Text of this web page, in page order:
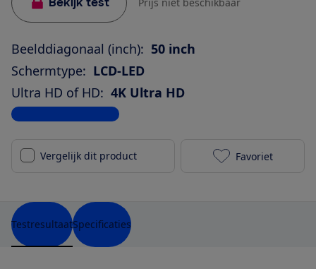
Beelddiagonaal (inch): 50 inch
Schermtype: LCD-LED
Ultra HD of HD: 4K Ultra HD
Bekijk alle specificaties
Vergelijk dit product LG
Favoriet
TestresultaatSpecificaties